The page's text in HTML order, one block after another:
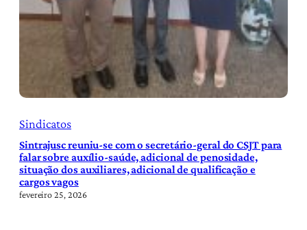
Sindicatos
Sintrajusc reuniu-se com o secretário-geral do CSJT para
falar sobre auxílio-saúde, adicional de penosidade,
situação dos auxiliares, adicional de qualificação e
cargos vagos
fevereiro 25, 2026